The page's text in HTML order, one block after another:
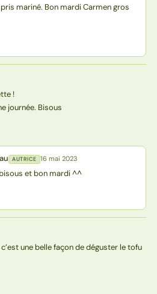
pris mariné. Bon mardi Carmen gros
!
journée. Bisous
AUTRICE 16 mai 2023
et bon mardi ^^
une belle façon de déguster le tofu